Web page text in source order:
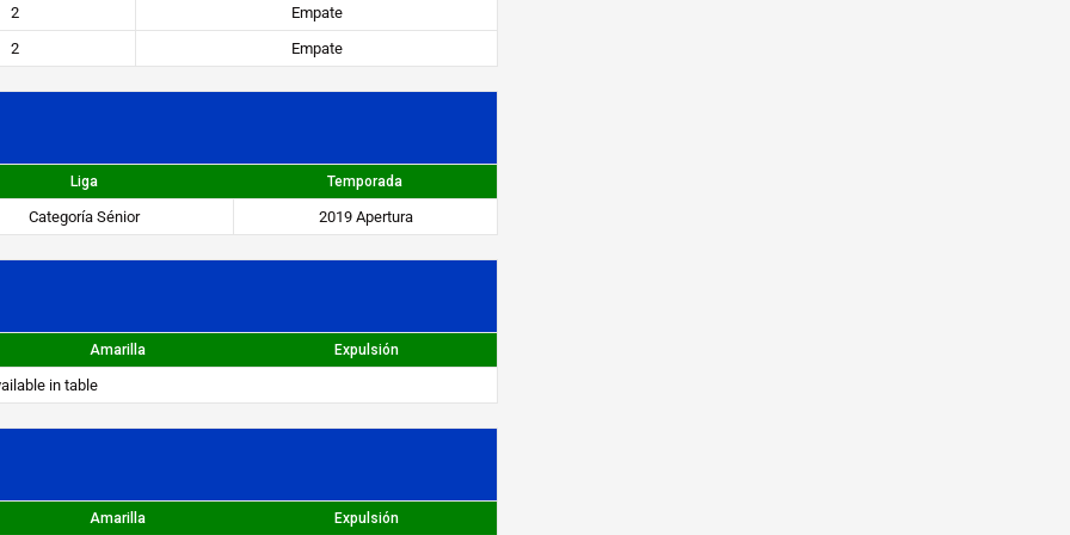
2
Empate
2 Empate
Liga Temporada
Categoría Sénior 2019 Apertura
Amarilla Expulsión
in table
Amarilla Expulsión